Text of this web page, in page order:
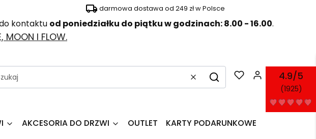
darmowa dostawa od 249 zł w Polsce
kontaktu od poniedziałku do piątku w godzinach: 8.00 - 16.00.
MOON I FLOW.
WyczyśćSzukaj
Produkty w
AKCESORIA DO DRZWI OUTLET KARTY PODARUNKOWE
4.9/5
(1925)